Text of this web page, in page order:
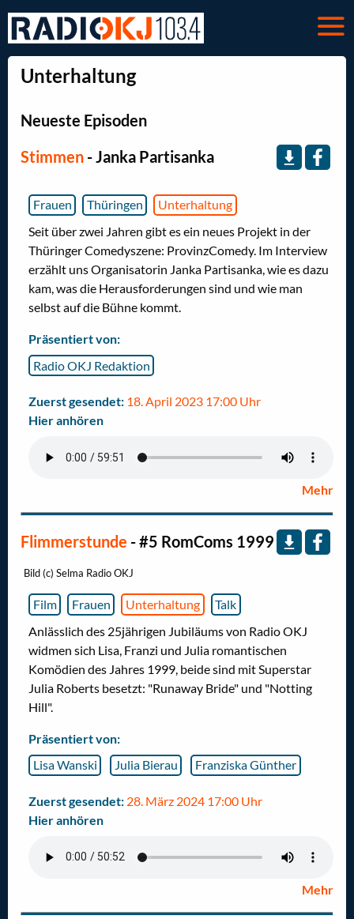
Unterhaltung
Neueste Episoden
Stimmen - Janka Partisanka
Frauen Thüringen
Unterhaltung
Seit über zwei Jahren gibt es ein neues Projekt in der
Thüringer Comedyszene: ProvinzComedy. Im Interview
erzählt uns Organisatorin Janka Partisanka, wie es dazu
kam, was die Herausforderungen sind und wie man
selbst auf die Bühne kommt.
Präsentiert von:
Radio OKJ Redaktion
Zuerst gesendet: 18. April 2023 17:00 Uhr
Hier anhören
Mehr
Flimmerstunde - #5 RomComs 1999
Bild (c) Selma Radio OKJ
Film Frauen Unterhaltung
Talk
Anlässlich des 25jährigen Jubiläums von Radio OKJ
widmen sich Lisa, Franzi und Julia romantischen
Komödien des Jahres 1999, beide sind mit Superstar
Julia Roberts besetzt: "Runaway Bride" und "Notting
Hill".
Präsentiert von:
Lisa Wanski
Julia Bierau Franziska Günther
Zuerst gesendet: 28. März 2024 17:00 Uhr
Hier anhören
Mehr